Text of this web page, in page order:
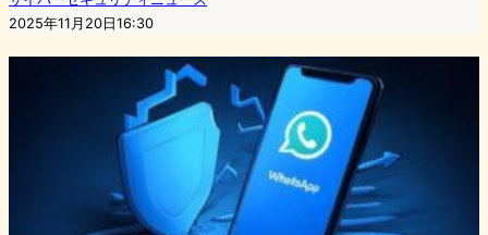
2025年11月20日16:30